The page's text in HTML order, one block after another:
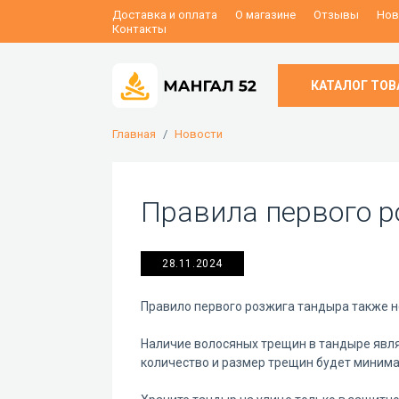
Доставка и оплата О магазине Отзывы
Контакты
КАТАЛОГ
Главная Новости
Правила первого
28.11.2024
Правило первого розжига тандыра также
Наличие волосяных трещин в тандыре
количество и размер трещин будет